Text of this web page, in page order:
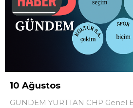
10 Ağustos
GÜNDEM YURTTAN CHP Genel